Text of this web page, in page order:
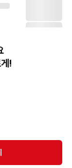
상거래 등에서의
상품정보, 거래에 관한 책임은
여 책임을 지지 않습니다.
귀속합니다.
!